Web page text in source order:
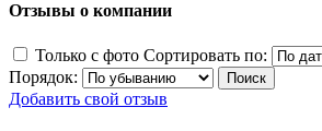
Отзывы о компании
Только с фото Сортировать по:
Порядок:
Добавить свой отзыв